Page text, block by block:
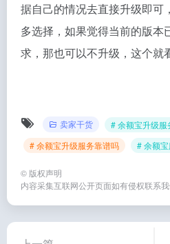
据自己的情况去直接升级即可
多选择，如果觉得当前的版本
求，那也可以不升级，这个就
卖家干货
# 余额宝升级服
# 余额宝升级服务靠谱吗
# 余额
© 版权声明
内容采集互联网公开页面如有侵权联系